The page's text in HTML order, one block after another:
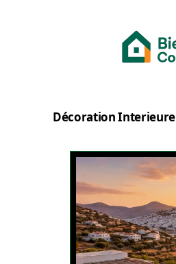
Décoration Interieure